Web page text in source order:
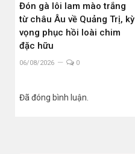
Đón gà lôi lam mào trắng
từ châu Âu về Quảng Trị, kỳ
vọng phục hồi loài chim
đặc hữu
06/08/2026 0
Đã đóng bình luận.